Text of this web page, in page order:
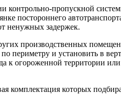
контрольно-пропускной
постороннего
ненужных задержек.
производственных
периметру и установить в
к огороженной территории
комплектация которых